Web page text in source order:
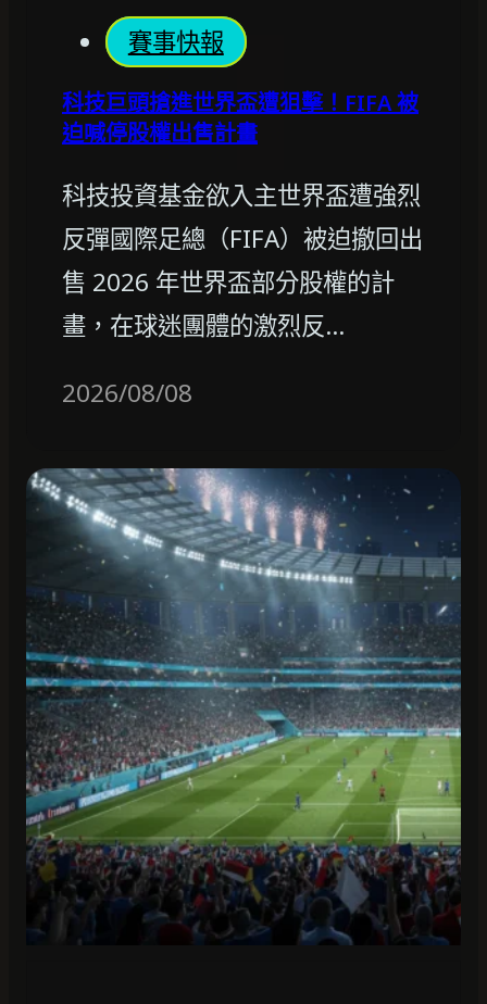
賽事快報
科技巨頭搶進世界盃遭狙擊！FIFA 被
迫喊停股權出售計畫
科技投資基金欲入主世界盃遭強烈
反彈國際足總（FIFA）被迫撤回出
售 2026 年世界盃部分股權的計
畫，在球迷團體的激烈反…
2026/08/08